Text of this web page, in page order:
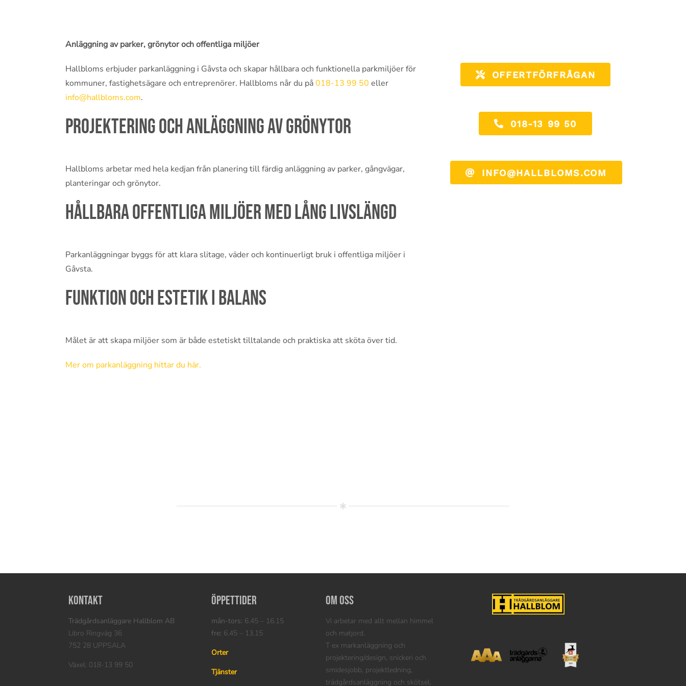
Anläggning av parker, grönytor och offentliga miljöer
Hallbloms erbjuder parkanläggning i Gåvsta och skapar hållbara och funktionella parkmiljöer för
kommuner, fastighetsägare och entreprenörer. Hallbloms når du på018-13 99 50 eller
info@hallbloms.com.
Projektering och anläggning av grönytor
Hallbloms arbetar med hela kedjan från planering till färdig anläggning av parker, gångvägar,
planteringar och grönytor.
Hållbara offentliga miljöer med lång livslängd
Parkanläggningar byggs för att klara slitage, väder och kontinuerligt bruk i offentliga miljöer i
Gåvsta.
Funktion och estetik i balans
Målet är att skapa miljöer som är både estetiskt tilltalande och praktiska att sköta över tid.
Mer om parkanläggning hittar du här.
OFFERTFÖRFRÅGAN
018-13 99 50
INFO@HALLBLOMS.COM
Kontakt
Trädgårdsanläggare Hallblom AB
Libro Ringväg 36
752 28 UPPSALA
Växel: 018-13 99 50
Öppettider
mån-tors: 6.45 – 16.15
fre: 6.45 – 13.15
Orter
Tjänster
Om oss
Vi arbetar med allt mellan himmel
och matjord.
T ex markanläggning och
projektering/design, snickeri och
smidesjobb, projektledning,
trädgårdsanläggning och skötsel.